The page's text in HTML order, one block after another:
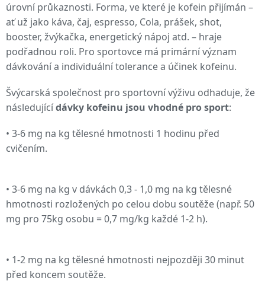
úrovní průkaznosti. Forma, ve které je kofein přijímán –
ať už jako káva, čaj, espresso, Cola, prášek, shot,
booster, žvýkačka, energetický nápoj atd. – hraje
podřadnou roli. Pro sportovce má primární význam
dávkování a individuální tolerance a účinek kofeinu.
Švýcarská společnost pro sportovní výživu odhaduje, že
následujícídávky kofeinu jsou vhodné pro sport:
• 3-6 mg na kg tělesné hmotnosti 1 hodinu před
cvičením.
• 3-6 mg na kg v dávkách 0,3 - 1,0 mg na kg tělesné
hmotnosti rozložených po celou dobu soutěže (např. 50
mg pro 75kg osobu = 0,7 mg/kg každé 1-2 h).
• 1-2 mg na kg tělesné hmotnosti nejpozději 30 minut
před koncem soutěže.